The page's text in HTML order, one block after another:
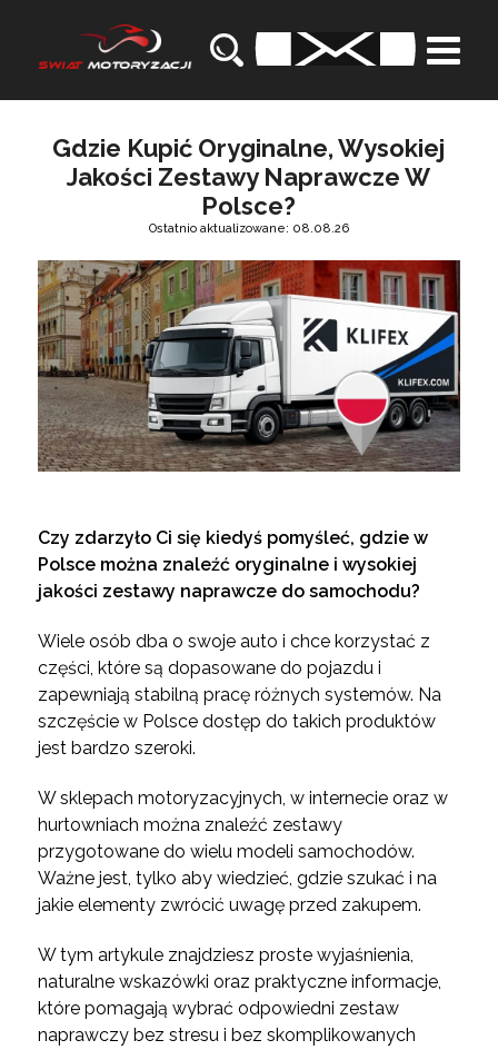
Gdzie Kupić Oryginalne, Wysokiej
Jakości Zestawy Naprawcze W
Polsce?
Ostatnio aktualizowane: 08.08.26
Czy zdarzyło Ci się kiedyś pomyśleć, gdzie w
Polsce można znaleźć oryginalne i wysokiej
jakości zestawy naprawcze do samochodu?
Wiele osób dba o swoje auto i chce korzystać z
części, które są dopasowane do pojazdu i
zapewniają stabilną pracę różnych systemów. Na
szczęście w Polsce dostęp do takich produktów
jest bardzo szeroki.
W sklepach motoryzacyjnych, w internecie oraz w
hurtowniach można znaleźć zestawy
przygotowane do wielu modeli samochodów.
Ważne jest, tylko aby wiedzieć, gdzie szukać i na
jakie elementy zwrócić uwagę przed zakupem.
W tym artykule znajdziesz proste wyjaśnienia,
naturalne wskazówki oraz praktyczne informacje,
które pomagają wybrać odpowiedni zestaw
naprawczy bez stresu i bez skomplikowanych